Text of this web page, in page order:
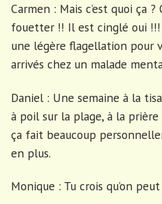
Carmen : Mais c’est quoi ça
fouetter !! Il est cinglé oui
une légère flagellation pour
arrivés chez un malade
Daniel : Une semaine à la
à poil sur la plage, à la
ça fait beaucoup
en plus.
Monique : Tu crois qu’on